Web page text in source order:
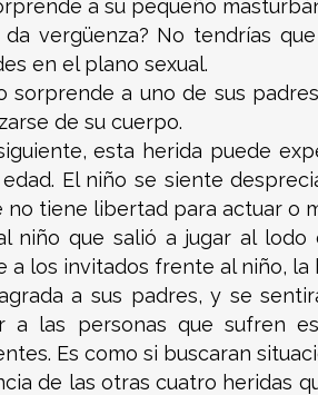
a su pequeño
vergüenza? No tendrías
en el plano sexual.
sorprende a uno de sus
de su cuerpo.
esta herida puede
El niño se siente
no tiene libertad para actuar o
niño que salió a jugar al
a los invitados frente al niño,
a sus padres, y se
a las personas que sufren
Es como si buscaran
de las otras cuatro heridas